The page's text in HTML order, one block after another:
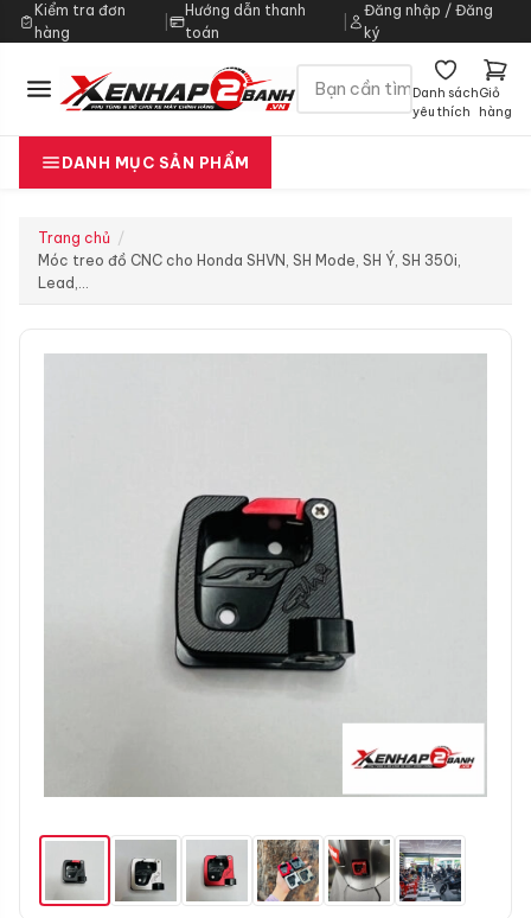
Kiểm tra đơn
hàng
|
Hướng dẫn thanh
toán
Đăng nhập / Đăng
ký
Danh sách
yêu thích
Giỏ
hàng
DANH MỤC SẢN PHẨM
Trang chủ
Móc treo đồ CNC cho Honda SHVN, SH Mode, SH Ý, SH 350i,
Lead,…